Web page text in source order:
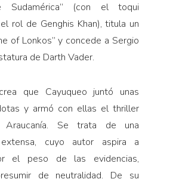
Sudamérica” (con el toqui
rol de Genghis Khan), titula un
of Lonkos” y concede a Sergio
de Darth Vader.
que Cayuqueo juntó unas
y armó con ellas el thriller
Se trata de una
extensa, cuyo autor aspira a
el peso de las evidencias,
de neutralidad. De su